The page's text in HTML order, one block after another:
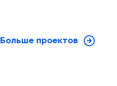
Больше проектов